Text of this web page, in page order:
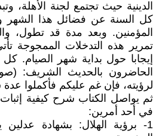
الدينية حيث تجتمع لجنة الأهلة،
كل السنة عن فضائل هذا الشهر
المؤمنين. وبعد مدة قد تطول،
تمرير هذه التدخلات الممجوجة
إيجابا حول بداية شهر الصيام.
الحاضرون بالحديث الشريف:
لرؤيته، فإن غم عليكم فأكملوا عدة
ثم يواصل الكتاب شرح كيفية إثبات
في أحد أمرين:
1- برؤية الهلال: بشهادة عدلين